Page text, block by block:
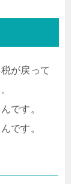
が戻って
です。
です。